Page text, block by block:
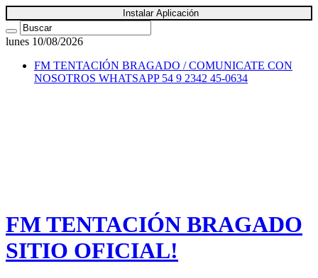
Instalar Aplicación
lunes 10/08/2026
FM TENTACIÓN BRAGADO / COMUNICATE CON
NOSOTROS WHATSAPP 54 9 2342 45-0634
FM TENTACIÓN BRAGADO
SITIO OFICIAL!